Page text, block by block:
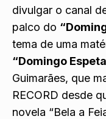
divulgar o canal
palco do
tema de uma
“Domingo
Guimarães, que
RECORD desde
novela “Bela a